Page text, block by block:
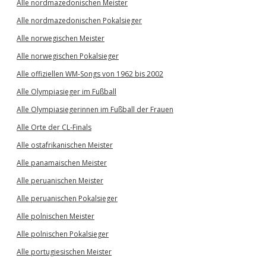
Alle nordmazedonischen Meister
Alle nordmazedonischen Pokalsieger
Alle norwegischen Meister
Alle norwegischen Pokalsieger
Alle offiziellen WM-Songs von 1962 bis 2002
Alle Olympiasieger im Fußball
Alle Olympiasiegerinnen im Fußball der Frauen
Alle Orte der CL-Finals
Alle ostafrikanischen Meister
Alle panamaischen Meister
Alle peruanischen Meister
Alle peruanischen Pokalsieger
Alle polnischen Meister
Alle polnischen Pokalsieger
Alle portugiesischen Meister